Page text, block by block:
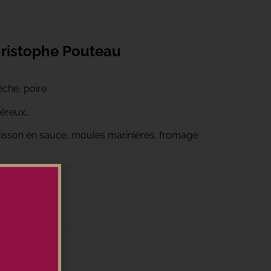
Pouteau
poire
en sauce, moules marinières, fromage